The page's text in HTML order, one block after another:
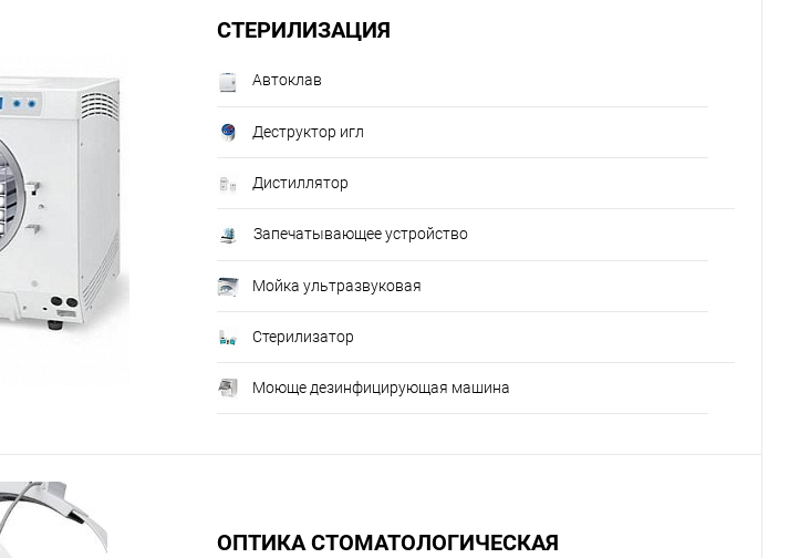
СТЕРИЛИЗАЦИЯ
Автоклав
Деструктор игл
Дистиллятор
Запечатывающее устройство
Мойка ультразвуковая
Стерилизатор
Моюще дезинфицирующая машина
ОПТИКА СТОМАТОЛОГИЧЕСКАЯ